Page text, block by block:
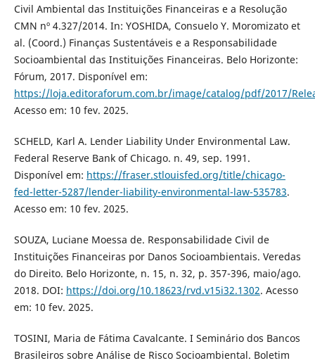
Civil Ambiental das Instituições Financeiras e a Resolução
CMN nº 4.327/2014. In: YOSHIDA, Consuelo Y. Moromizato et
al. (Coord.) Finanças Sustentáveis e a Responsabilidade
Socioambiental das Instituições Financeiras. Belo Horizonte:
Fórum, 2017. Disponível em:
https://loja.editoraforum.com.br/image/catalog/pdf/2017/
Acesso em: 10 fev. 2025.
SCHELD, Karl A. Lender Liability Under Environmental Law.
Federal Reserve Bank of Chicago. n. 49, sep. 1991.
Disponível em: https://fraser.stlouisfed.org/title/chicago-
fed-letter-5287/lender-liability-environmental-law-535783.
Acesso em: 10 fev. 2025.
SOUZA, Luciane Moessa de. Responsabilidade Civil de
Instituições Financeiras por Danos Socioambientais. Veredas
do Direito. Belo Horizonte, n. 15, n. 32, p. 357-396, maio/ago.
2018. DOI: https://doi.org/10.18623/rvd.v15i32.1302. Acesso
em: 10 fev. 2025.
TOSINI, Maria de Fátima Cavalcante. I Seminário dos Bancos
Brasileiros sobre Análise de Risco Socioambiental. Boletim